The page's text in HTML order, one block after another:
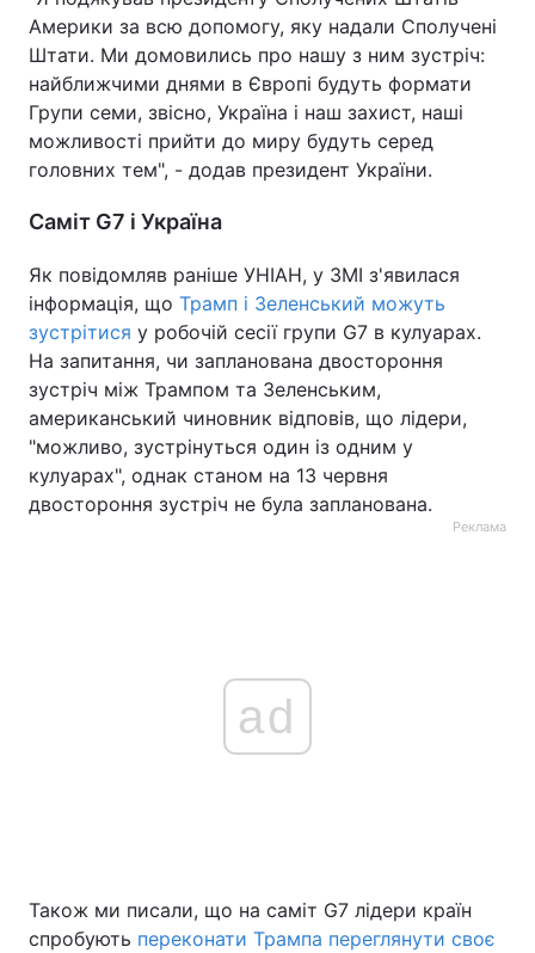
Америки за всю допомогу, яку надали Сполучені
Штати. Ми домовились про нашу з ним зустріч:
найближчими днями в Європі будуть формати
Групи семи, звісно, Україна і наш захист, наші
можливості прийти до миру будуть серед
головних тем", - додав президент України.
Саміт G7 і Україна
Як повідомляв раніше УНІАН, у ЗМІ з'явилася
інформація, що Трамп і Зеленський можуть
зустрітися у робочій сесії групи G7 в кулуарах.
На запитання, чи запланована двостороння
зустріч між Трампом та Зеленським,
американський чиновник відповів, що лідери,
"можливо, зустрінуться один із одним у
кулуарах", однак станом на 13 червня
двостороння зустріч не була запланована.
Реклама
ad
Також ми писали, що на саміт G7 лідери країн
спробують переконати Трампа переглянути своє